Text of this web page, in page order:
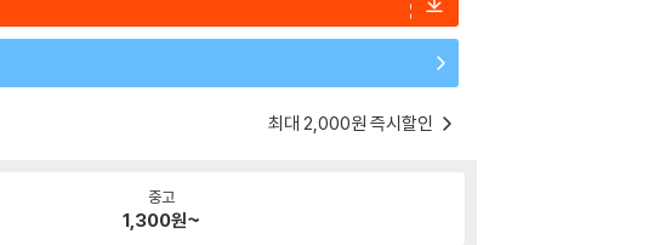
최대 2,000원 즉시할인
중고
1,300원~